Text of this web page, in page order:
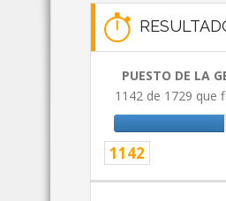
PUESTO DE LA
1142 de 1729 que
1142